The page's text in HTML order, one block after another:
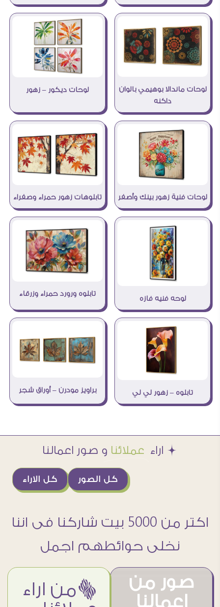
لوحات ماندالا بوهيمي بالوان
داكنه
لوحات ديكور – زهور
لوحات فنية زهور بينك وأصفر تابلوهات زهور حمراء وصفراء
لوحه فنيه فازه
تابلوه ورورد حمراء وزرقاء
تابلوه – زهور لي لي براويز مودرن – أوراق شجر
Æ اراء عملائنا و صور اعمالنا
كل الاراء كل الصور
اكتر من 5000 بيت شاركنا فى اننا
نخلى حوائطهم اجمل
صور من
اعمالنا
ëمن اراء